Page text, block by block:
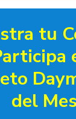
tu
del Mes